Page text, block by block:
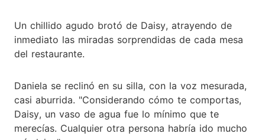
Un chillido agudo brotó de Daisy, atrayendo de
inmediato las miradas sorprendidas de cada mesa
del restaurante.
Daniela se reclinó en su silla, con la voz mesurada,
casi aburrida. "Considerando cómo te comportas,
Daisy, un vaso de agua fue lo mínimo que te
merecías. Cualquier otra persona habría ido mucho